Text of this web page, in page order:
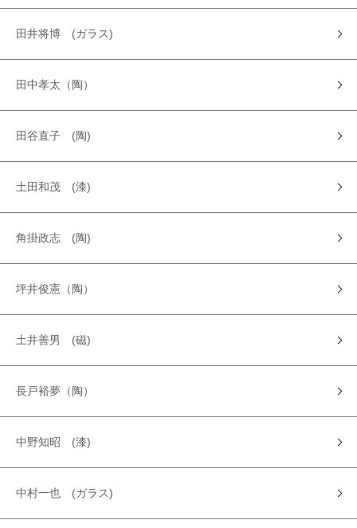
田井将博 (ガラス)
田中孝太（陶）
田谷直子 (陶)
土田和茂 (漆)
角掛政志 (陶)
坪井俊憲（陶）
土井善男 (磁)
長戸裕夢（陶）
中野知昭 (漆)
中村一也 (ガラス)